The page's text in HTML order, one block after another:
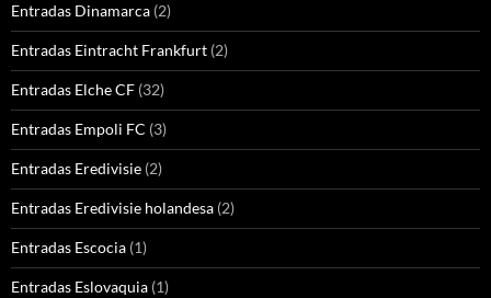
Entradas Dinamarca (2)
Entradas Eintracht Frankfurt (2)
Entradas Elche CF (32)
Entradas Empoli FC (3)
Entradas Eredivisie (2)
Entradas Eredivisie holandesa (2)
Entradas Escocia (1)
Entradas Eslovaquia (1)